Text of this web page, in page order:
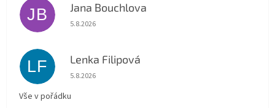
JB Jana Bouchlova
Hodnocení obchodu je 5 z 5 hvězdiček.
5.8.2026
LF Lenka Filipová
Hodnocení obchodu je 5 z 5 hvězdiček.
5.8.2026
Vše v pořádku